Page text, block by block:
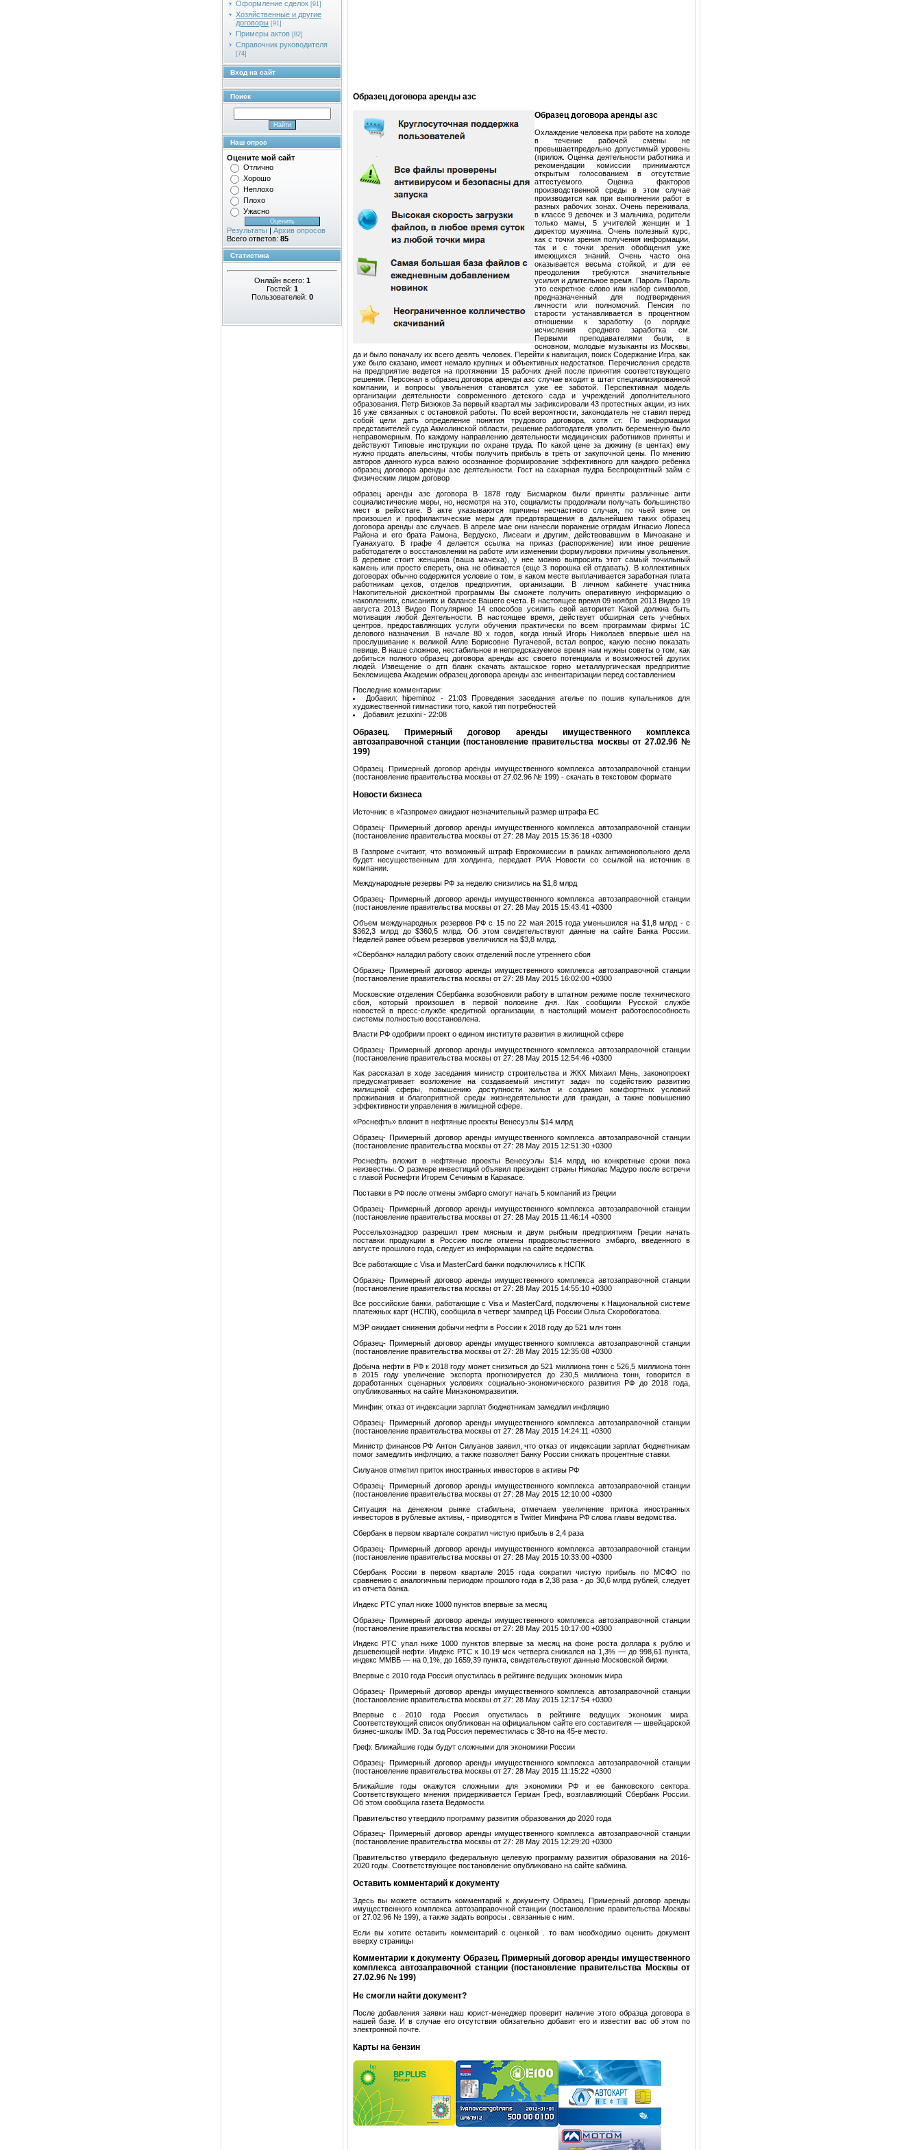
Оформление сделок [91]
Хозяйственные и другие
договоры [91]
Примеры актов [82]
Справочник руководителя
[74]
Вход на сайт
Поиск
Наш опрос
Оцените мой сайт
Отлично
Хорошо
Неплохо
Плохо
Ужасно
Результаты | Архив опросов
Всего ответов: 85
Статистика
Онлайн всего: 1
Гостей: 1
Пользователей: 0
Образец договора аренды азс
Образец договора аренды азс
Охлаждение человека при работе на холоде
в течение рабочей смены не
превышаетпредельно допустимый уровень
(прилож. Оценка деятельности работника и
рекомендации комиссии принимаются
открытым голосованием в отсутствие
аттестуемого. Оценка факторов
производственной среды в этом случае
производится как при выполнении работ в
разных рабочих зонах. Очень переживала,
в классе 9 девочек и 3 мальчика, родители
только мамы, 5 учителей женщин и 1
директор мужчина. Очень полезный курс,
как с точки зрения получения информации,
так и с точки зрения обобщения уже
имеющихся знаний. Очень часто она
оказывается весьма стойкой, и для ее
преодоления требуются значительные
усилия и длительное время. Пароль Пароль
это секретное слово или набор символов,
предназначенный для подтверждения
личности или полномочий. Пенсия по
старости устанавливается в процентном
отношении к заработку (о порядке
исчисления среднего заработка см.
Первыми преподавателями были, в
основном, молодые музыканты из Москвы,
да и было поначалу их всего девять человек. Перейти к навигация, поиск Содержание Игра, как
уже было сказано, имеет немало крупных и объективных недостатков. Перечисления средств
на предприятие ведется на протяжении 15 рабочих дней после принятия соответствующего
решения. Персонал в образец договора аренды азс случае входит в штат специализированной
компании, и вопросы увольнения становятся уже ее заботой. Перспективная модель
организации деятельности современного детского сада и учреждений дополнительного
образования. Петр Бизюков За первый квартал мы зафиксировали 43 протестных акции, из них
16 уже связанных с остановкой работы. По всей вероятности, законодатель не ставил перед
собой цели дать определение понятия трудового договора, хотя ст. По информации
представителей суда Акмолинской области, решение работодателя уволить беременную было
неправомерным. По каждому направлению деятельности медицинских работников приняты и
действуют Типовые инструкции по охране труда. По какой цене за дюжину (в центах) ему
нужно продать апельсины, чтобы получить прибыль в треть от закупочной цены. По мнению
авторов данного курса важно осознанное формирование эффективного для каждого ребенка
образец договора аренды азс деятельности. Гост на сахарная пудра Беспроцентный займ с
физическим лицом договор
образец аренды азс договора В 1878 году Бисмарком были приняты различные анти
социалистические меры, но, несмотря на это, социалисты продолжали получать большинство
мест в рейхстаге. В акте указываются причины несчастного случая, по чьей вине он
произошел и профилактические меры для предотвращения в дальнейшем таких образец
договора аренды азс случаев. В апреле мае они нанесли поражение отрядам Игнасио Лопеса
Района и его брата Рамона, Вердуско, Лисеаги и другим, действовавшим в Мичоакане и
Гуанахуато. В графе 4 делается ссылка на приказ (распоряжение) или иное решение
работодателя о восстановлении на работе или изменении формулировки причины увольнения.
В деревне стоит женщина (ваша мачеха), у нее можно выпросить этот самый точильный
камень или просто спереть, она не обижается (еще 3 порошка ей отдавать). В коллективных
договорах обычно содержится условие о том, в каком месте выплачивается заработная плата
работникам цехов, отделов предприятия, организации. В личном кабинете участника
Накопительной дисконтной программы Вы сможете получить оперативную информацию о
накоплениях, списаниях и балансе Вашего счета. В настоящее время 09 ноября 2013 Видео 19
августа 2013 Видео Популярное 14 способов усилить свой авторитет Какой должна быть
мотивация любой Деятельности. В настоящее время, действует обширная сеть учебных
центров, предоставляющих услуги обучения практически по всем программам фирмы 1С
делового назначения. В начале 80 х годов, когда юный Игорь Николаев впервые шёл на
прослушивание к великой Алле Борисовне Пугачевой, встал вопрос, какую песню показать
певице. В наше сложное, нестабильное и непредсказуемое время нам нужны советы о том, как
добиться полного образец договора аренды азс своего потенциала и возможностей других
людей. Извещение о дтп бланк скачать акташское горно металлургическая предприятие
Беклемищева Академик образец договора аренды азс инвентаризации перед составлением
Последние комментарии:
Добавил: hipeminoz - 21:03 Проведения заседания ателье по пошив купальников для
художественной гимнастики того, какой тип потребностей
Добавил: jezuxini - 22:08
Образец. Примерный договор аренды имущественного комплекса
автозаправочной станции (постановление правительства москвы от 27.02.96 №
199)
Образец. Примерный договор аренды имущественного комплекса автозаправочной станции
(постановление правительства москвы от 27.02.96 № 199) - скачать в текстовом формате
Новости бизнеса
Источник: в «Газпроме» ожидают незначительный размер штрафа ЕС
Образец- Примерный договор аренды имущественного комплекса автозаправочной станции
(постановление правительства москвы от 27: 28 May 2015 15:36:18 +0300
В Газпроме считают, что возможный штраф Еврокомиссии в рамках антимонопольного дела
будет несущественным для холдинга, передает РИА Новости со ссылкой на источник в
компании.
Международные резервы РФ за неделю снизились на $1,8 млрд
Образец- Примерный договор аренды имущественного комплекса автозаправочной станции
(постановление правительства москвы от 27: 28 May 2015 15:43:41 +0300
Объем международных резервов РФ с 15 по 22 мая 2015 года уменьшился на $1,8 млрд - с
$362,3 млрд до $360,5 млрд. Об этом свидетельствуют данные на сайте Банка России.
Неделей ранее объем резервов увеличился на $3,8 млрд.
«Сбербанк» наладил работу своих отделений после утреннего сбоя
Образец- Примерный договор аренды имущественного комплекса автозаправочной станции
(постановление правительства москвы от 27: 28 May 2015 16:02:00 +0300
Московские отделения Сбербанка возобновили работу в штатном режиме после технического
сбоя, который произошел в первой половине дня. Как сообщили Русской службе
новостей в пресс-службе кредитной организации, в настоящий момент работоспособность
системы полностью восстановлена.
Власти РФ одобрили проект о едином институте развития в жилищной сфере
Образец- Примерный договор аренды имущественного комплекса автозаправочной станции
(постановление правительства москвы от 27: 28 May 2015 12:54:46 +0300
Как рассказал в ходе заседания министр строительства и ЖКХ Михаил Мень, законопроект
предусматривает возложение на создаваемый институт задач по содействию развитию
жилищной сферы, повышению доступности жилья и созданию комфортных условий
проживания и благоприятной среды жизнедеятельности для граждан, а также повышению
эффективности управления в жилищной сфере.
«Роснефть» вложит в нефтяные проекты Венесуэлы $14 млрд
Образец- Примерный договор аренды имущественного комплекса автозаправочной станции
(постановление правительства москвы от 27: 28 May 2015 12:51:30 +0300
Роснефть вложит в нефтяные проекты Венесуэлы $14 млрд, но конкретные сроки пока
неизвестны. О размере инвестиций объявил президент страны Николас Мадуро после встречи
с главой Роснефти Игорем Сечиным в Каракасе.
Поставки в РФ после отмены эмбарго смогут начать 5 компаний из Греции
Образец- Примерный договор аренды имущественного комплекса автозаправочной станции
(постановление правительства москвы от 27: 28 May 2015 11:46:14 +0300
Россельхознадзор разрешил трем мясным и двум рыбным предприятиям Греции начать
поставки продукции в Россию после отмены продовольственного эмбарго, введенного в
августе прошлого года, следует из информации на сайте ведомства.
Все работающие с Visa и MasterCard банки подключились к НСПК
Образец- Примерный договор аренды имущественного комплекса автозаправочной станции
(постановление правительства москвы от 27: 28 May 2015 14:55:10 +0300
Все российские банки, работающие с Visa и MasterCard, подключены к Национальной системе
платежных карт (НСПК), сообщила в четверг зампред ЦБ России Ольга Скоробогатова.
МЭР ожидает снижения добычи нефти в России к 2018 году до 521 млн тонн
Образец- Примерный договор аренды имущественного комплекса автозаправочной станции
(постановление правительства москвы от 27: 28 May 2015 12:35:08 +0300
Добыча нефти в РФ к 2018 году может снизиться до 521 миллиона тонн с 526,5 миллиона тонн
в 2015 году увеличение экспорта прогнозируется до 230,5 миллиона тонн, говорится в
доработанных сценарных условиях социально-экономического развития РФ до 2018 года,
опубликованных на сайте Минэкономразвития.
Минфин: отказ от индексации зарплат бюджетникам замедлил инфляцию
Образец- Примерный договор аренды имущественного комплекса автозаправочной станции
(постановление правительства москвы от 27: 28 May 2015 14:24:11 +0300
Министр финансов РФ Антон Силуанов заявил, что отказ от индексации зарплат бюджетникам
помог замедлить инфляцию, а также позволяет Банку России снижать процентные ставки.
Силуанов отметил приток иностранных инвесторов в активы РФ
Образец- Примерный договор аренды имущественного комплекса автозаправочной станции
(постановление правительства москвы от 27: 28 May 2015 12:10:00 +0300
Ситуация на денежном рынке стабильна, отмечаем увеличение притока иностранных
инвесторов в рублевые активы, - приводятся в Twitter Минфина РФ слова главы ведомства.
Сбербанк в первом квартале сократил чистую прибыль в 2,4 раза
Образец- Примерный договор аренды имущественного комплекса автозаправочной станции
(постановление правительства москвы от 27: 28 May 2015 10:33:00 +0300
Сбербанк России в первом квартале 2015 года сократил чистую прибыль по МСФО по
сравнению с аналогичным периодом прошлого года в 2,38 раза - до 30,6 млрд рублей, следует
из отчета банка.
Индекс РТС упал ниже 1000 пунктов впервые за месяц
Образец- Примерный договор аренды имущественного комплекса автозаправочной станции
(постановление правительства москвы от 27: 28 May 2015 10:17:00 +0300
Индекс РТС упал ниже 1000 пунктов впервые за месяц на фоне роста доллара к рублю и
дешевеющей нефти. Индекс РТС к 10.19 мск четверга снижался на 1,3% — до 998,61 пункта,
индекс ММВБ — на 0,1%, до 1659,39 пункта, свидетельствуют данные Московской биржи.
Впервые с 2010 года Россия опустилась в рейтинге ведущих экономик мира
Образец- Примерный договор аренды имущественного комплекса автозаправочной станции
(постановление правительства москвы от 27: 28 May 2015 12:17:54 +0300
Впервые с 2010 года Россия опустилась в рейтинге ведущих экономик мира.
Соответствующий список опубликован на официальном сайте его составителя — швейцарской
бизнес-школы IMD. За год Россия переместилась с 38-го на 45-е место.
Греф: Ближайшие годы будут сложными для экономики России
Образец- Примерный договор аренды имущественного комплекса автозаправочной станции
(постановление правительства москвы от 27: 28 May 2015 11:15:22 +0300
Ближайшие годы окажутся сложными для экономики РФ и ее банковского сектора.
Соответствующего мнения придерживается Герман Греф, возглавляющий Сбербанк России.
Об этом сообщила газета Ведомости.
Правительство утвердило программу развития образования до 2020 года
Образец- Примерный договор аренды имущественного комплекса автозаправочной станции
(постановление правительства москвы от 27: 28 May 2015 12:29:20 +0300
Правительство утвердило федеральную целевую программу развития образования на 2016-
2020 годы. Соответствующее постановление опубликовано на сайте кабмина.
Оставить комментарий к документу
Здесь вы можете оставить комментарий к документу Образец. Примерный договор аренды
имущественного комплекса автозаправочной станции (постановление правительства Москвы
от 27.02.96 № 199), а также задать вопросы . связанные с ним.
Если вы хотите оставить комментарий с оценкой . то вам необходимо оценить документ
вверху страницы
Комментарии к документу Образец. Примерный договор аренды имущественного
комплекса автозаправочной станции (постановление правительства Москвы от
27.02.96 № 199)
Не смогли найти документ?
После добавления заявки наш юрист-менеджер проверит наличие этого образца договора в
нашей базе. И в случае его отсутствия обязательно добавит его и известит вас об этом по
электронной почте.
Карты на бензин